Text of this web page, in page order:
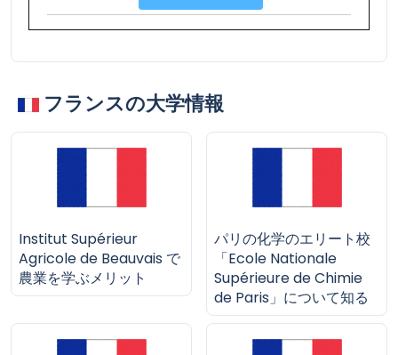
フランスの大学情報
Institut Supérieur
Agricole de Beauvais で
農業を学ぶメリット
パリの化学のエリート校
「Ecole Nationale
Supérieure de Chimie
de Paris」について知る